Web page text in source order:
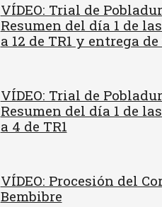
VÍDEO: Trial de
Resumen del día 1 de
a 12 de TR1 y entrega
VÍDEO: Trial de
Resumen del día 1 de
a 4 de TR1
VÍDEO: Procesión del
Bembibre